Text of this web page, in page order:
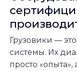
Грузовики —
системы. Их
просто